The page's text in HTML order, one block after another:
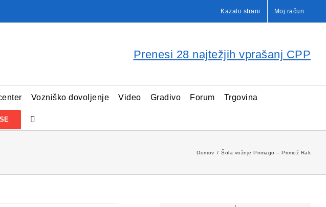
Kazalo strani Moj račun
Prenesi 28 najtežjih vprašanj CPP
Vozniško dovoljenje Video Gradivo Forum Trgovina
Domov Šola vožnje Primago – Primož Rak